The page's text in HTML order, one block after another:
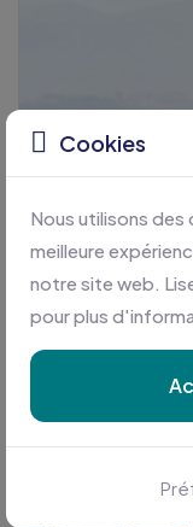
Cookies
Nous utilisons des
meilleure
notre site web.
pour plus